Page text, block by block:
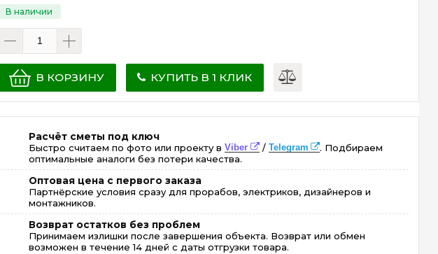
В КОРЗИНУ КУПИТЬ В 1 КЛИК
Расчёт сметы под ключ
Быстро считаем по фото или проекту вViber / Telegram
. Подбираем
оптимальные аналоги без потери качества.
Оптовая цена с первого заказа
Партнёрские условия сразу для прорабов, электриков, дизайнеров и
монтажников.
Возврат остатков без проблем
Принимаем излишки после завершения объекта. Возврат или обмен
возможен в течение 14 дней с даты отгрузки товара.